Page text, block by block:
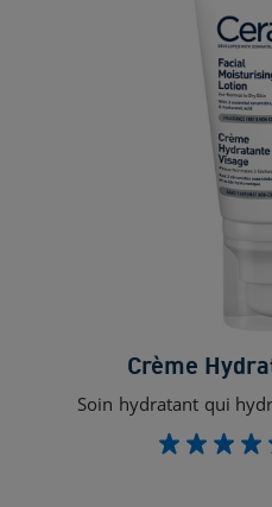
Crème
Soin hydratant qui